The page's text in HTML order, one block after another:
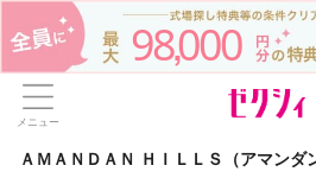
98,000
メニュー
ＡＭＡＮＤＡＮ ＨＩＬＬＳ（アマンダ